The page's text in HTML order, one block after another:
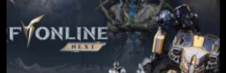
стартует
июня
в
20:00